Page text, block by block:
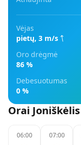
Vėjas
pietų, 3 m/s
Oro drėgmė
86 %
Debesuotumas
0 %
Orai Joniškėlis
06:00 07:00